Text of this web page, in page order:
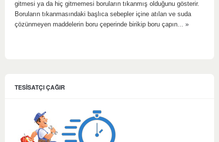
gitmesi ya da hiç gitmemesi boruların tıkanmış olduğunu gösterir.
Boruların tıkanmasındaki başlıca sebepler içine atılan ve suda
çözünmeyen maddelerin boru çeperinde birikip boru çapın... »
TESİSATÇI ÇAĞIR